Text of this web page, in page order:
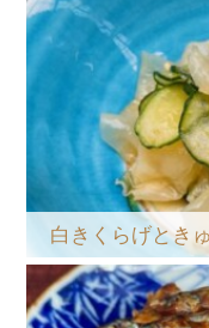
白きくらげとき